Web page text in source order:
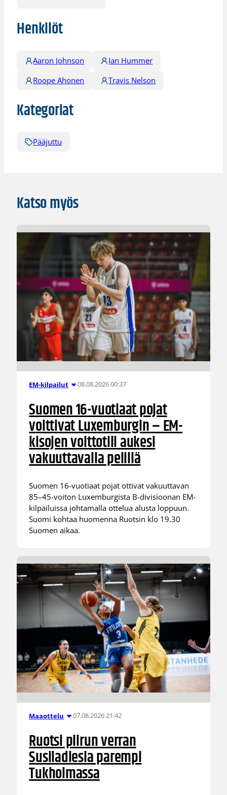
Henkilöt
Aaron Johnson
Ian Hummer
Roope Ahonen
Travis Nelson
Kategoriat
Pääjuttu
Katso myös
EM-kilpailut 08.08.2026 00:37
Suomen 16-vuotiaat pojat
voittivat Luxemburgin – EM-
kisojen voittotili aukesi
vakuuttavalla pelillä
Suomen 16-vuotiaat pojat ottivat vakuuttavan
85–45-voiton Luxemburgista B-divisioonan EM-
kilpailuissa johtamalla ottelua alusta loppuun.
Suomi kohtaa huomenna Ruotsin klo 19.30
Suomen aikaa.
Maaottelu 07.08.2026 21:42
Ruotsi piirun verran
Susiladiesia parempi
Tukholmassa